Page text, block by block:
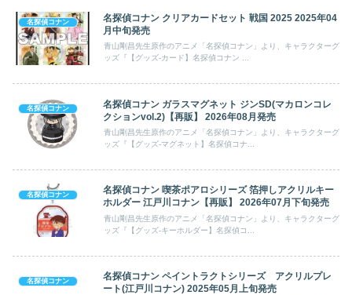
名探偵コナン
名探偵コナン クリアカードセット 戦国 2025 2025年04
月中旬発売
青山剛昌先生原作のアニメ「名探偵コナン」より、キャラクターグ
ッズ『【グッズ-カード】名探偵コナン ...
名探偵コナン
名探偵コナン ガラスマグネット ジンSD(マカロンコレ
クションvol.2)【再販】 2026年08月発売
青山剛昌先生原作のアニメ「名探偵コナン」より、キャラクターグ
ッズ『【グッズ-マグネット】名探偵コナ...
名探偵コナン
名探偵コナン 喫茶ポアロシリーズ 箔押しアクリルキー
ホルダー 江戸川コナン【再販】 2026年07月下旬発売
青山剛昌先生原作のアニメ「名探偵コナン」より、キャラクターグ
ッズ『【グッズ-キーホルダー】名探偵コ...
名探偵コナン
名探偵コナン ペイントラクトシリーズ アクリルプレ
ート(江戸川コナン) 2025年05月上旬発売